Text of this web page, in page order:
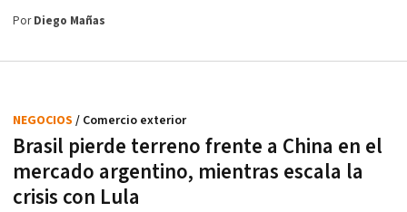
PorDiego Mañas
Brasil pierde terreno frente a China en el
mercado argentino, mientras escala la
crisis con Lula
NEGOCIOS / Comercio exterior